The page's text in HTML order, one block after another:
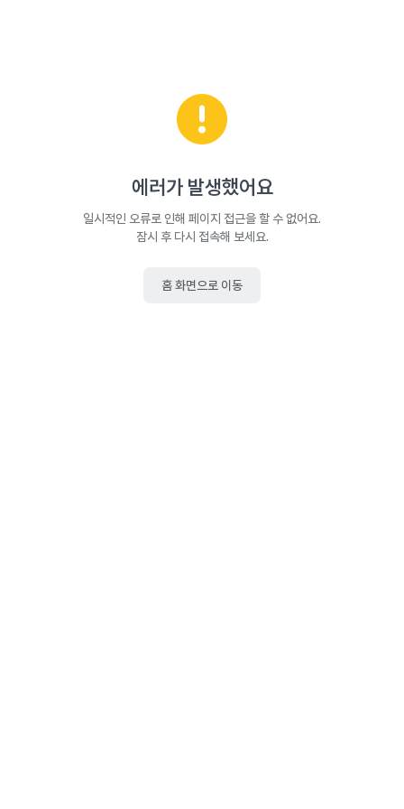
에러가 발생했어요
일시적인 오류로 인해 페이지 접근을 할 수 없어요.
잠시 후 다시 접속해 보세요.
홈 화면으로 이동